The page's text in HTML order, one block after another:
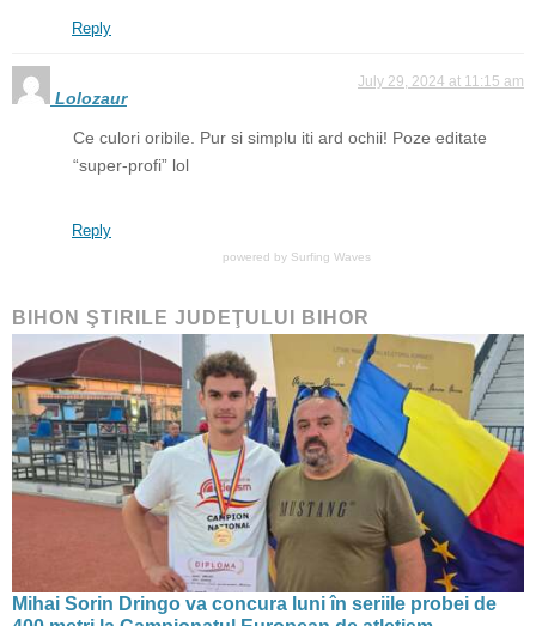
Reply
Lolozaur
July 29, 2024 at 11:15 am
Ce culori oribile. Pur si simplu iti ard ochii! Poze editate
“super-profi” lol
Reply
powered by Surfing Waves
BIHON ŞTIRILE JUDEŢULUI BIHOR
Mihai Sorin Dringo va concura luni în seriile probei de